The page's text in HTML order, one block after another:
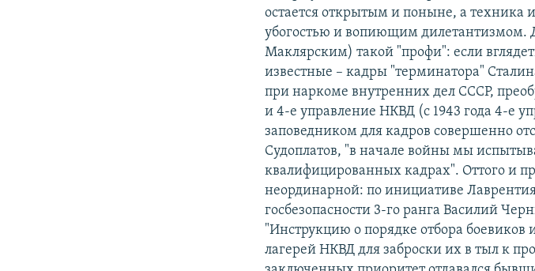
остается открытым и поныне, а техника
убогостью и вопиющим дилетантизмом.
Маклярским) такой "профи": если
известные – кадры "терминатора"
при наркоме внутренних дел СССР,
и 4-е управление НКВД (с 1943 года 4-е
заповедником для кадров совершенно
Судоплатов, "в начале войны мы
квалифицированных кадрах". Оттого и
неординарной: по инициативе
госбезопасности 3-го ранга Василий
"Инструкцию о порядке отбора боевиков
лагерей НКВД для заброски их в тыл к